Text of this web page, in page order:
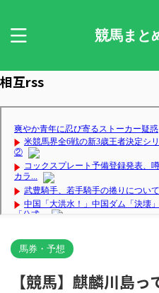
競馬まと
相互rss
馬券・予想
【競馬】麒麟川島っ